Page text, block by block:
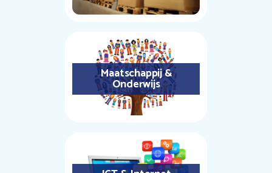
Maatschappij &
Onderwijs